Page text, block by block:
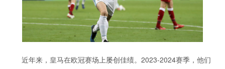
近年来，皇马在欧冠赛场上屡创佳绩。2023-2024赛季，他们